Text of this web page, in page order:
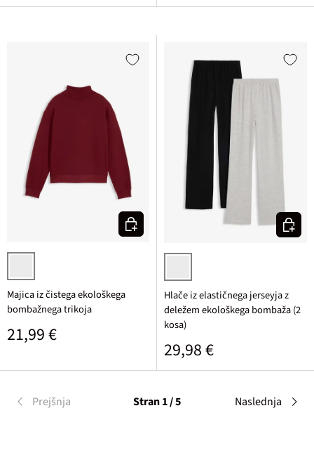
rubinasta
Majica iz čistega ekološkega
bombažnega trikoja
Običajna cena
21,99 €
Izberi varianto
črna/svetlo siva melirana
Hlače iz elastičnega jerseyja z
deležem ekološkega bombaža (2
kosa)
Običajna cena
29,98 €
Izberi
Prejšnja Stran 1 / 5 Naslednja